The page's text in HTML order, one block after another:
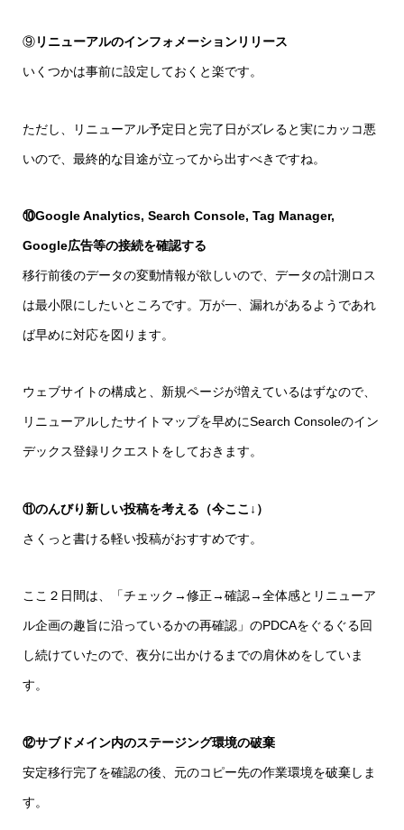
⑨リニューアルのインフォメーションリリース
いくつかは事前に設定しておくと楽です。
ただし、リニューアル予定日と完了日がズレると実にカッコ悪
いので、最終的な目途が立ってから出すべきですね。
⑩Google Analytics, Search Console, Tag Manager,
Google広告等の接続を確認する
移行前後のデータの変動情報が欲しいので、データの計測ロス
は最小限にしたいところです。万が一、漏れがあるようであれ
ば早めに対応を図ります。
ウェブサイトの構成と、新規ページが増えているはずなので、
リニューアルしたサイトマップを早めにSearch Consoleのイン
デックス登録リクエストをしておきます。
⑪のんびり新しい投稿を考える（今ここ↓）
さくっと書ける軽い投稿がおすすめです。
ここ２日間は、「チェック→修正→確認→全体感とリニューア
ル企画の趣旨に沿っているかの再確認」のPDCAをぐるぐる回
し続けていたので、夜分に出かけるまでの肩休めをしていま
す。
⑫サブドメイン内のステージング環境の破棄
安定移行完了を確認の後、元のコピー先の作業環境を破棄しま
す。